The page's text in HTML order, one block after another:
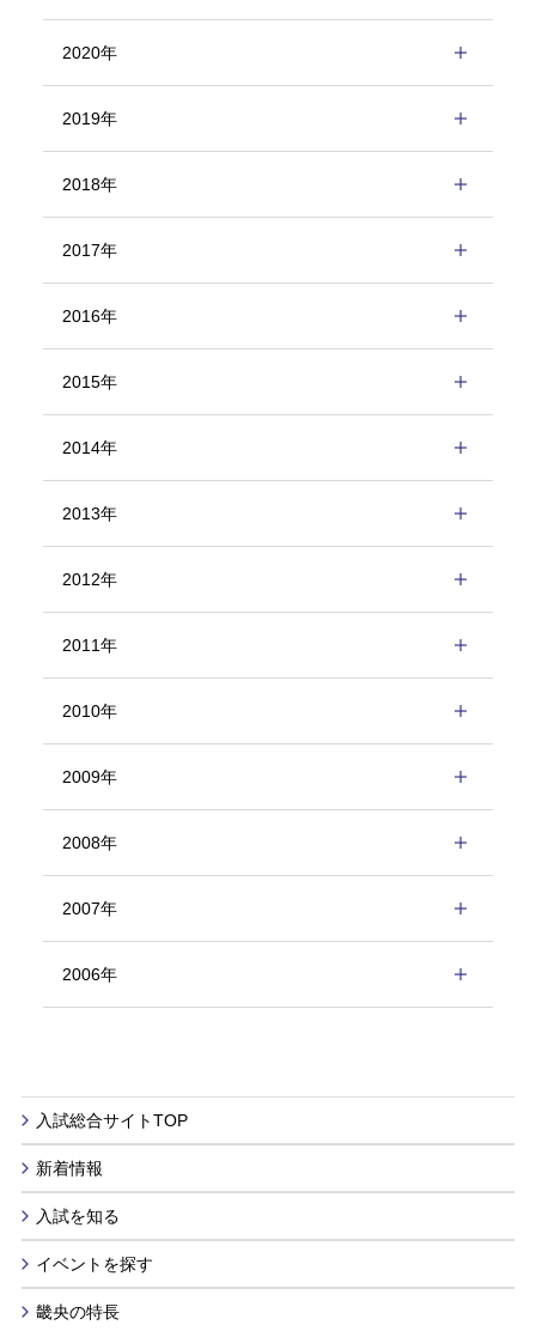
2020年
2019年
2018年
2017年
2016年
2015年
2014年
2013年
2012年
2011年
2010年
2009年
2008年
2007年
2006年
入試総合サイトTOP
新着情報
入試を知る
イベントを探す
畿央の特長